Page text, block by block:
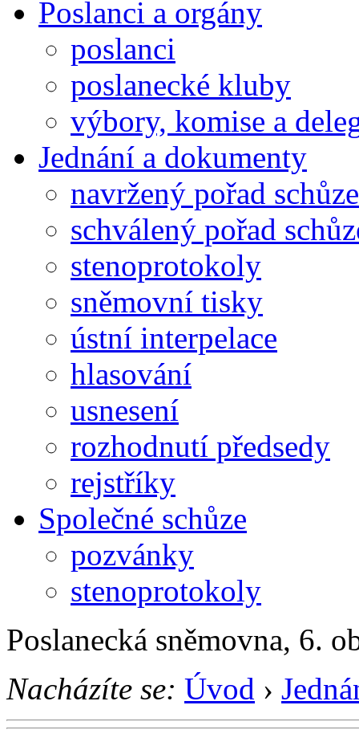
Poslanci a orgány
poslanci
poslanecké kluby
výbory, komise a
Jednání a dokumenty
navržený pořad schůze
schválený pořad
stenoprotokoly
sněmovní tisky
ústní interpelace
hlasování
usnesení
rozhodnutí předsedy
rejstříky
Společné schůze
pozvánky
stenoprotokoly
Poslanecká sněmovna, 6.
Nacházíte se: Úvod ›